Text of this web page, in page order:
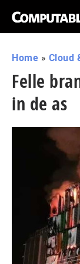
Home » Cloud
Felle
in de as